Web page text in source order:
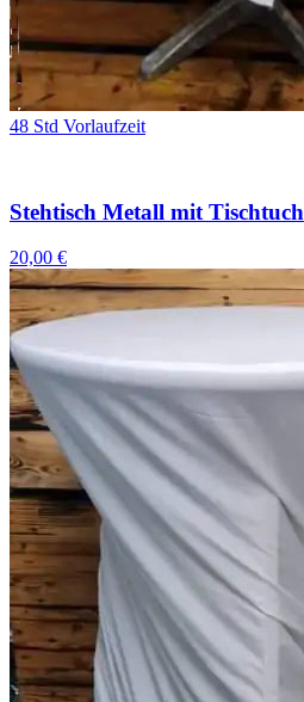
48 Std Vorlaufzeit
Stehtisch Metall mit Tischtuch
20,00 €